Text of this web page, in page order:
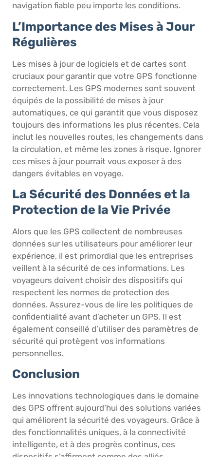
navigation fiable peu importe les conditions.
L’Importance des Mises à Jour
Régulières
Les mises à jour de logiciels et de cartes sont
cruciaux pour garantir que votre GPS fonctionne
correctement. Les GPS modernes sont souvent
équipés de la possibilité de mises à jour
automatiques, ce qui garantit que vous disposez
toujours des informations les plus récentes. Cela
inclut les nouvelles routes, les changements dans
la circulation, et même les zones à risque. Ignorer
ces mises à jour pourrait vous exposer à des
dangers évitables en voyage.
La Sécurité des Données et la
Protection de la Vie Privée
Alors que les GPS collectent de nombreuses
données sur les utilisateurs pour améliorer leur
expérience, il est primordial que les entreprises
veillent à la sécurité de ces informations. Les
voyageurs doivent choisir des dispositifs qui
respectent les normes de protection des
données. Assurez-vous de lire les politiques de
confidentialité avant d’acheter un GPS. Il est
également conseillé d’utiliser des paramètres de
sécurité qui protègent vos informations
personnelles.
Conclusion
Les innovations technologiques dans le domaine
des GPS offrent aujourd’hui des solutions variées
qui améliorent la sécurité des voyageurs. Grâce à
des fonctionnalités uniques, à la connectivité
intelligente, et à des progrès continus, ces